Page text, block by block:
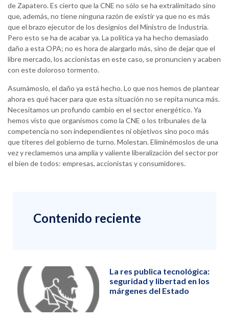
de Zapatero. Es cierto que la CNE no sólo se ha extralimitado sino
que, además, no tiene ninguna razón de existir ya que no es más
que el brazo ejecutor de los designios del Ministro de Industria.
Pero esto se ha de acabar ya. La política ya ha hecho demasiado
daño a esta OPA; no es hora de alargarlo más, sino de dejar que el
libre mercado, los accionistas en este caso, se pronuncien y acaben
con este doloroso tormento.
Asumámoslo, el daño ya está hecho. Lo que nos hemos de plantear
ahora es qué hacer para que esta situación no se repita nunca más.
Necesitamos un profundo cambio en el sector energético. Ya
hemos visto que organismos como la CNE o los tribunales de la
competencia no son independientes ni objetivos sino poco más
que títeres del gobierno de turno. Molestan. Eliminémoslos de una
vez y reclamemos una amplia y valiente liberalización del sector por
el bien de todos: empresas, accionistas y consumidores.
Contenido reciente
La res publica tecnológica:
seguridad y libertad en los
márgenes del Estado